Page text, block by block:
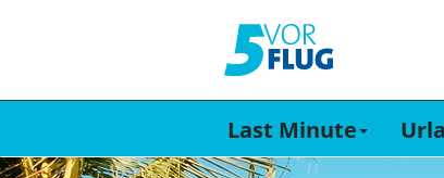
Last Minute